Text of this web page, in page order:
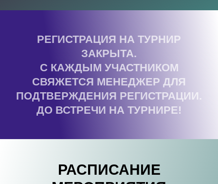
РЕГИСТРАЦИЯ НА ТУРНИР
ЗАКРЫТА.
С КАЖДЫМ УЧАСТНИКОМ
СВЯЖЕТСЯ МЕНЕДЖЕР ДЛЯ
ПОДТВЕРЖДЕНИЯ РЕГИСТРАЦИИ.
ДО ВСТРЕЧИ НА ТУРНИРЕ!
РАСПИСАНИЕ